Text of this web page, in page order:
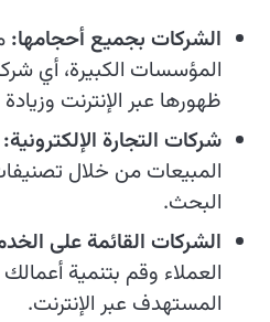
الشركات بجميع أحجامها:
المؤسسات الكبيرة، أي
ظهورها عبر الإنترنت
شركات التجارة الإلكترونية:
المبيعات من خلال
البحث.
الشركات القائمة على
العملاء وقم بتنمية
المستهدف عبر الإنترنت.